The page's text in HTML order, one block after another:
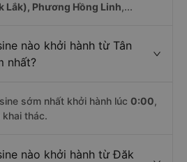
Lắk), Phương Hồng Linh,...
nào khởi hành từ Tân
nhất?
sớm nhất khởi hành lúc 0:00,
khai thác.
nào khởi hành từ Đăk